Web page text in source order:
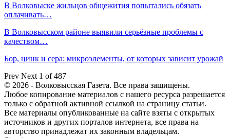
В Волковыске жильцов общежития попытались обязать
оплачивать…
В Волковысском районе выявили серьёзные проблемы с
качеством…
Бор, цинк и сера: микроэлементы, от которых зависит урожай
Prev Next 1 of 487
© 2026 - Волковысская Газета. Все права защищены.
Любое копирование материалов с нашего ресурса разрешается
только с обратной активной ссылкой на страницу статьи.
Все материалы опубликованные на сайте взяты с открытых
источников и других порталов интернета, все права на
авторство принадлежат их законным владельцам.